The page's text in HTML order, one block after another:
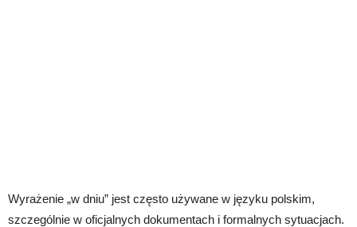
Wyrażenie „w dniu” jest często używane w języku polskim,
szczególnie w oficjalnych dokumentach i formalnych sytuacjach.